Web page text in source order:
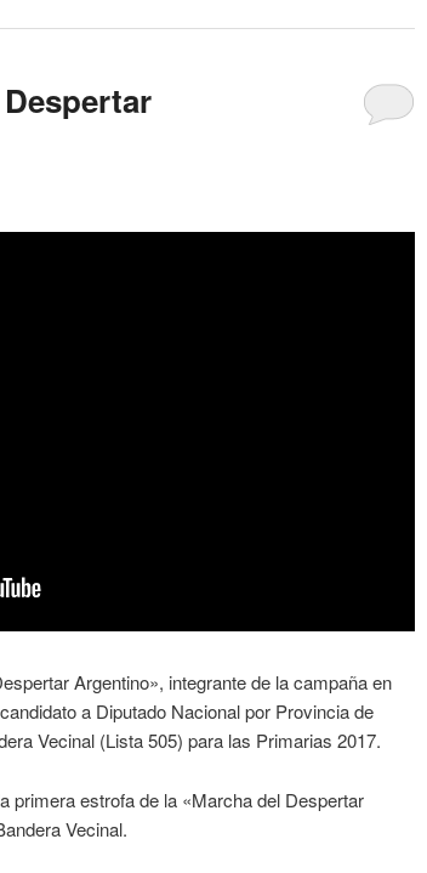
Argentino», integrante de la campaña en
a Diputado Nacional por Provincia de
Vecinal (Lista 505) para las Primarias 2017.
primera estrofa de la «Marcha del Despertar
Vecinal.